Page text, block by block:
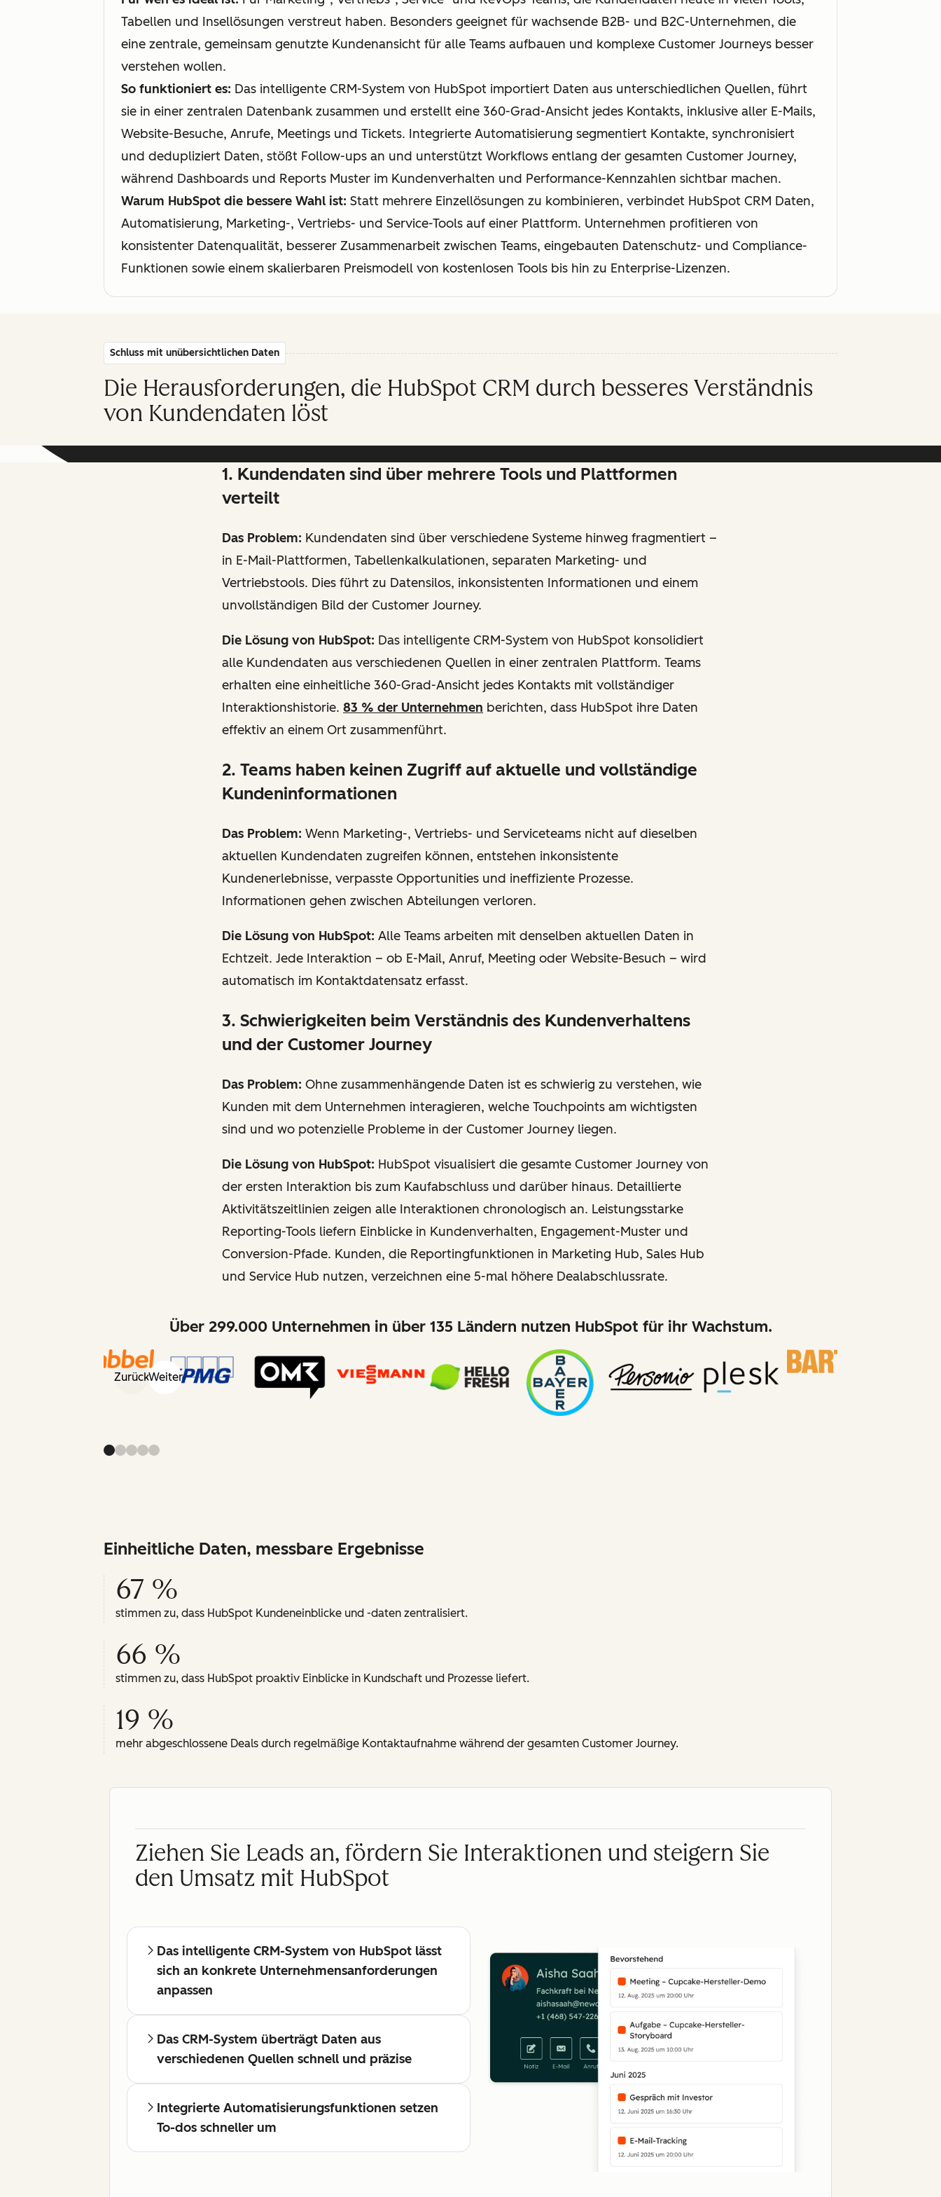
Tabellen und Insellösungen verstreut haben. Besonders geeignet für wachsende B2B- und B2C-Unternehmen, die
eine zentrale, gemeinsam genutzte Kundenansicht für alle Teams aufbauen und komplexe Customer Journeys besser
verstehen wollen.
So funktioniert es: Das intelligente CRM-System von HubSpot importiert Daten aus unterschiedlichen Quellen, führt
sie in einer zentralen Datenbank zusammen und erstellt eine 360-Grad-Ansicht jedes Kontakts, inklusive aller E-Mails,
Website-Besuche, Anrufe, Meetings und Tickets. Integrierte Automatisierung segmentiert Kontakte, synchronisiert
und dedupliziert Daten, stößt Follow-ups an und unterstützt Workflows entlang der gesamten Customer Journey,
während Dashboards und Reports Muster im Kundenverhalten und Performance-Kennzahlen sichtbar machen.
Warum HubSpot die bessere Wahl ist: Statt mehrere Einzellösungen zu kombinieren, verbindet HubSpot CRM Daten,
Automatisierung, Marketing-, Vertriebs- und Service-Tools auf einer Plattform. Unternehmen profitieren von
konsistenter Datenqualität, besserer Zusammenarbeit zwischen Teams, eingebauten Datenschutz- und Compliance-
Funktionen sowie einem skalierbaren Preismodell von kostenlosen Tools bis hin zu Enterprise-Lizenzen.
Schluss mit unübersichtlichen Daten
Die Herausforderungen, die HubSpot CRM durch besseres Verständnis
von Kundendaten löst
1. Kundendaten sind über mehrere Tools und Plattformen
verteilt
Das Problem: Kundendaten sind über verschiedene Systeme hinweg fragmentiert –
in E-Mail-Plattformen, Tabellenkalkulationen, separaten Marketing- und
Vertriebstools. Dies führt zu Datensilos, inkonsistenten Informationen und einem
unvollständigen Bild der Customer Journey.
Die Lösung von HubSpot: Das intelligente CRM-System von HubSpot konsolidiert
alle Kundendaten aus verschiedenen Quellen in einer zentralen Plattform. Teams
erhalten eine einheitliche 360-Grad-Ansicht jedes Kontakts mit vollständiger
Interaktionshistorie. 83 % der Unternehmen berichten, dass HubSpot ihre Daten
effektiv an einem Ort zusammenführt.
2. Teams haben keinen Zugriff auf aktuelle und vollständige
Kundeninformationen
Das Problem: Wenn Marketing-, Vertriebs- und Serviceteams nicht auf dieselben
aktuellen Kundendaten zugreifen können, entstehen inkonsistente
Kundenerlebnisse, verpasste Opportunities und ineffiziente Prozesse.
Informationen gehen zwischen Abteilungen verloren.
Die Lösung von HubSpot: Alle Teams arbeiten mit denselben aktuellen Daten in
Echtzeit. Jede Interaktion – ob E-Mail, Anruf, Meeting oder Website-Besuch – wird
automatisch im Kontaktdatensatz erfasst.
3. Schwierigkeiten beim Verständnis des Kundenverhaltens
und der Customer Journey
Das Problem: Ohne zusammenhängende Daten ist es schwierig zu verstehen, wie
Kunden mit dem Unternehmen interagieren, welche Touchpoints am wichtigsten
sind und wo potenzielle Probleme in der Customer Journey liegen.
Die Lösung von HubSpot: HubSpot visualisiert die gesamte Customer Journey von
der ersten Interaktion bis zum Kaufabschluss und darüber hinaus. Detaillierte
Aktivitätszeitlinien zeigen alle Interaktionen chronologisch an. Leistungsstarke
Reporting-Tools liefern Einblicke in Kundenverhalten, Engagement-Muster und
Conversion-Pfade. Kunden, die Reportingfunktionen in Marketing Hub, Sales Hub
und Service Hub nutzen, verzeichnen eine 5-mal höhere Dealabschlussrate.
Über 299.000 Unternehmen in über 135 Ländern nutzen HubSpot für ihr Wachstum.
ZurückWeiter
Einheitliche Daten, messbare Ergebnisse
67 %
stimmen zu, dass HubSpot Kundeneinblicke und -daten zentralisiert.
66 %
stimmen zu, dass HubSpot proaktiv Einblicke in Kundschaft und Prozesse liefert.
19 %
mehr abgeschlossene Deals durch regelmäßige Kontaktaufnahme während der gesamten Customer Journey.
Ziehen Sie Leads an, fördern Sie Interaktionen und steigern Sie
den Umsatz mit HubSpot
Das intelligente CRM-System von HubSpot lässt
sich an konkrete Unternehmensanforderungen
anpassen
Das CRM-System überträgt Daten aus
verschiedenen Quellen schnell und präzise
Integrierte Automatisierungsfunktionen setzen
To-dos schneller um